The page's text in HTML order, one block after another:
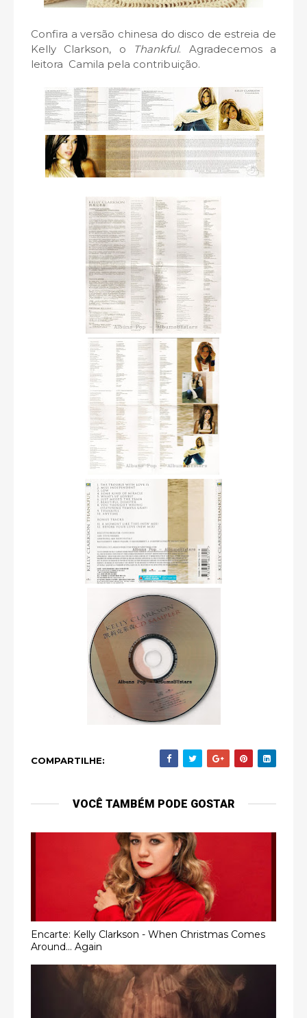
Confira a versão chinesa do disco de estreia de
Kelly Clarkson, o Thankful. Agradecemos a
leitora Camila pela contribuição.
COMPARTILHE:
VOCÊ TAMBÉM PODE GOSTAR
Encarte: Kelly Clarkson - When Christmas Comes
Around... Again